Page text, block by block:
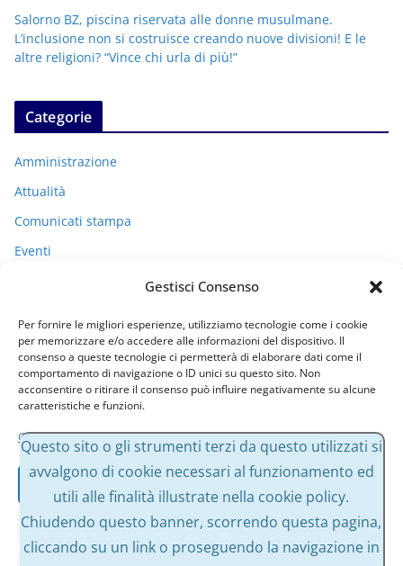
Gestisci Consenso
Per fornire le migliori esperienze, utilizziamo tecnologie come i cookie
per memorizzare e/o accedere alle informazioni del dispositivo. Il
consenso a queste tecnologie ci permetterà di elaborare dati come il
comportamento di navigazione o ID unici su questo sito. Non
acconsentire o ritirare il consenso può influire negativamente su alcune
caratteristiche e funzioni.
Gestisci servizi
Nega
Salorno BZ, piscina riservata alle donne musulmane.
L’inclusione non si costruisce creando nuove divisioni! E le
altre religioni? “Vince chi urla di più!”
Categorie
Amministrazione
Attualità
Comunicati stampa
Eventi
Uncategorized
Archivi
A
h
Questo sito o gli strumenti terzi da questo utilizzati si
avvalgono di cookie necessari al funzionamento ed
utili alle finalità illustrate nella cookie policy.
Chiudendo questo banner, scorrendo questa pagina,
cliccando su un link o proseguendo la navigazione in